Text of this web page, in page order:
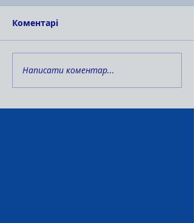
Коментарі
Написати коментар...